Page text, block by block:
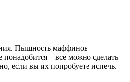
Пышность маффинов
– все можно сделать
если вы их попробуете испечь.